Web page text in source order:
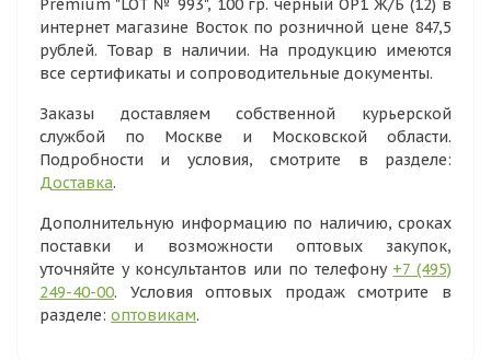
Premium "LOT № 993", 100 гр. черный OP1 Ж/Б (12) в
интернет магазине Восток по розничной цене 847,5
рублей. Товар в наличии. На продукцию имеются
все сертификаты и сопроводительные документы.
Заказы доставляем собственной курьерской
службой по Москве и Московской области.
Подробности и условия, смотрите в разделе:
Доставка.
Дополнительную информацию по наличию, сроках
поставки и возможности оптовых закупок,
уточняйте у консультантов или по телефону +7 (495)
249-40-00. Условия оптовых продаж смотрите в
разделе: оптовикам.